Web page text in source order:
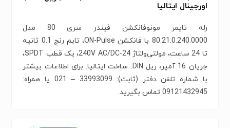
اورجینال ایتالیا
رله تایمر مونوفانکشن فیندر سری 80 مدل
80.21.0.240.0000 با فانکشن ON-Pulse، تایم رنج 0.1 ثانیه
تا 24 ساعت، مولتی‌ولتاژ 24-240V AC/DC، یک قطب SPDT،
جریان 16 آمپر، ریل DIN. ساخت ایتالیا. برای اطلاعات بیشتر
با شماره‌‌ تلفن دفتر (ثابت): 33993099 – 021 یا همراه:
09121432945 تماس بگیرید.